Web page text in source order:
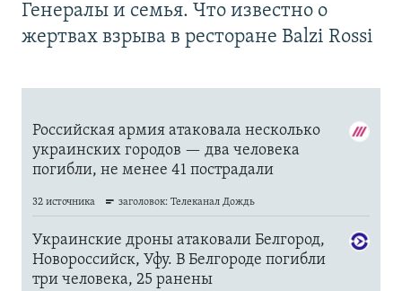
Генералы и семья. Что известно о
жертвах взрыва в ресторане Balzi Rossi